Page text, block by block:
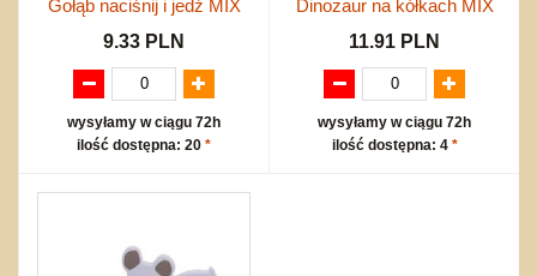
Gołąb naciśnij i jedź MIX
9.33 PLN
wysyłamy w ciągu 72h
ilość dostępna: 20 *
Dinozaur na kółkach MIX
11.91 PLN
wysyłamy w ciągu 72h
ilość dostępna: 4 *